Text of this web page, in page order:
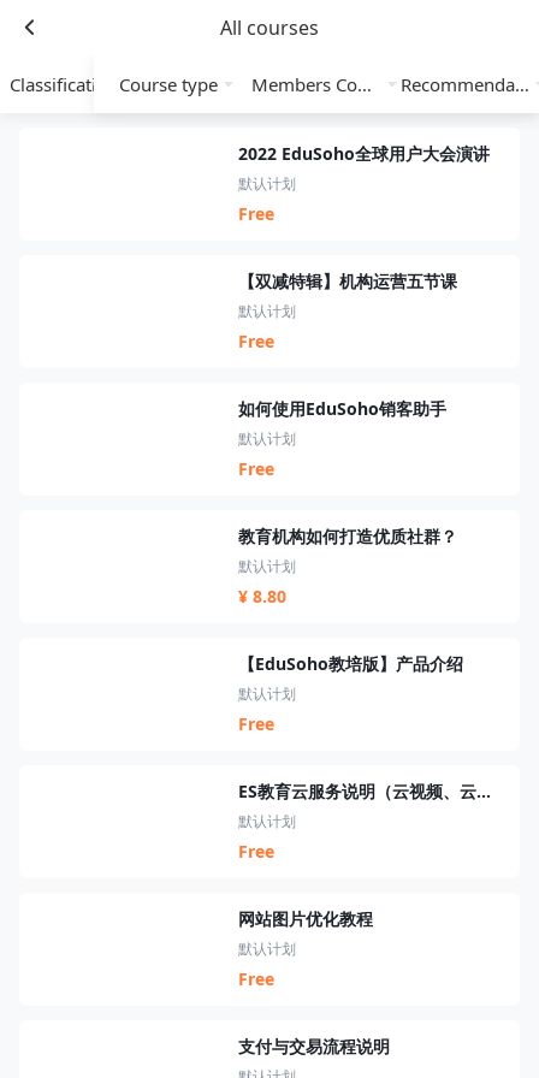
All courses
Classification Course type Members Course Recommendation
2022 EduSoho全球用户大会演讲
默认计划
Free
【双减特辑】机构运营五节课
默认计划
Free
如何使用EduSoho销客助手
默认计划
Free
教育机构如何打造优质社群？
默认计划
¥ 8.80
【EduSoho教培版】产品介绍
默认计划
Free
ES教育云服务说明（云视频、云短信、云资源、云搜索、云直播）
默认计划
Free
网站图片优化教程
默认计划
Free
支付与交易流程说明